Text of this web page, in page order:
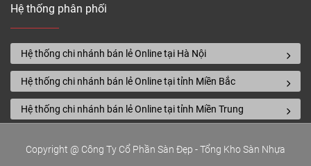
Hệ thống phân phối
Hệ thống chi nhánh bán lẻ Online tại Hà Nội
Hệ thống chi nhánh bán lẻ Online tại tỉnh Miền Bắc
Hệ thống chi nhánh bán lẻ Online tại tỉnh Miền Trung
Copyright @ Công Ty Cổ Phần Sàn Đẹp - Tổng Kho Sàn Nhựa